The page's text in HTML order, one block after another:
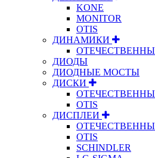
KONE
MONITOR
OTIS
ДИНАМИКИ
ДИОДЫ
ДИОДНЫЕ МОСТЫ
ДИСКИ
OTIS
ДИСПЛЕИ
OTIS
SCHINDLER